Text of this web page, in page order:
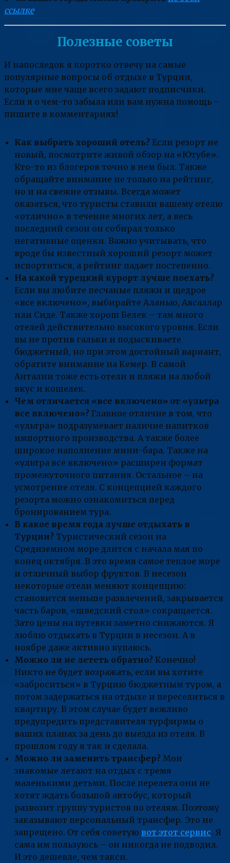
ссылке.
Полезные советы
И напоследок я коротко отвечу на самые
популярные вопросы об отдыхе в Турции,
которые мне чаще всего задают подписчики.
Если я о чем-то забыла или вам нужна помощь –
пишите в комментариях!
Как выбрать хороший отель? Если резорт не
новый, посмотрите живой обзор на «Ютубе».
Кто-то из блогеров точно в нем был. Также
обращайте внимание не только на рейтинг,
но и на свежие отзывы. Всегда может
оказаться, что туристы ставили вашему отелю
«отлично» в течение многих лет, а весь
последний сезон он собирал только
негативные оценки. Важно учитывать, что
вроде бы известный хороший резорт может
испортиться, а рейтинг падает постепенно.
На какой турецкий курорт лучше поехать?
Если вы любите песчаные пляжи и щедрое
«все включено», выбирайте Аланью, Авсаллар
или Сиде. Также хорош Белек – там много
отелей действительно высокого уровня. Если
вы не против гальки и подыскиваете
бюджетный, но при этом достойный вариант,
обратите внимание на Кемер. В самой
Анталии тоже есть отели и пляжи на любой
вкус и кошелек.
Чем отличается «все включено» от «ультра
все включено»? Главное отличие в том, что
«ультра» подразумевает наличие напитков
импортного производства. А также более
широкое наполнение мини-бара. Также на
«ультра все включено» расширен формат
промежуточного питания. Остальное – на
усмотрение отеля. С концепцией каждого
резорта можно ознакомиться перед
бронированием тура.
В какое время года лучше отдыхать в
Турции? Туристический сезон на
Средиземном море длится с начала мая по
конец октября. В это время самое теплое море
и отличный выбор фруктов. В несезон
некоторые отели меняют концепцию:
становится меньше развлечений, закрывается
часть баров, «шведский стол» сокращается.
Зато цены на путевки заметно снижаются. Я
люблю отдыхать в Турции в несезон. А в
ноябре даже активно купаюсь.
Можно ли не лететь обратно? Конечно!
Никто не будет возражать, если вы хотите
«заброситься» в Турцию бюджетным туром, а
потом задержаться на отдыхе и переселиться в
квартиру. В этом случае будет вежливо
предупредить представителя турфирмы о
ваших планах за день до выезда из отеля. В
прошлом году я так и сделала.
Можно ли заменить трансфер? Мои
знакомые летают на отдых с тремя
маленькими детьми. После перелета они не
хотят ждать большой автобус, который
развозит группу туристов по отелям. Поэтому
заказывают персональный трансфер. Это не
запрещено. От себя советую вот этот сервис. Я
сама им пользуюсь – он никогда не подводил.
И это дешевле, чем такси.